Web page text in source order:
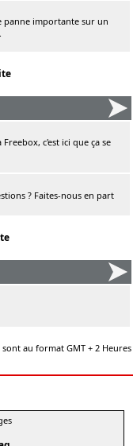
panne importante sur un
c'est ici que ça se
? Faites-nous en part
au format GMT + 2 Heures